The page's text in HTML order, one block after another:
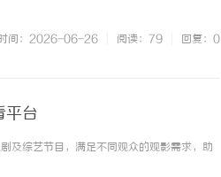
间：2026-06-26 阅读：79 回复：0
平台
及综艺节目，满足不同观众的观影需求，助